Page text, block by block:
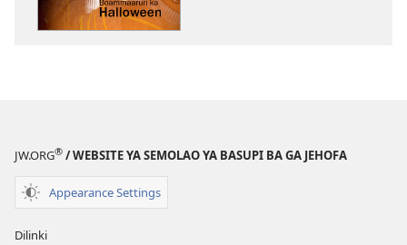
JW.ORG® / WEBSITE YA SEMOLAO YA BASUPI BA GA JEHOFA
Appearance Settings
Dilinki